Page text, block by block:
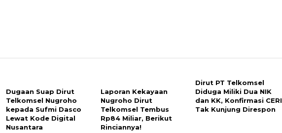
Dugaan Suap Dirut
Telkomsel Nugroho
kepada Sufmi Dasco
Lewat Kode Digital
Nusantara
Laporan Kekayaan
Nugroho Dirut
Telkomsel Tembus
Rp84 Miliar, Berikut
Rinciannya!
Dirut PT Telkomsel
Diduga Miliki Dua NIK
dan KK, Konfirmasi CERI
Tak Kunjung Direspon